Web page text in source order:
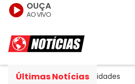
OUÇA
AO VIVO
Últimas Notícias
avaliam entidades